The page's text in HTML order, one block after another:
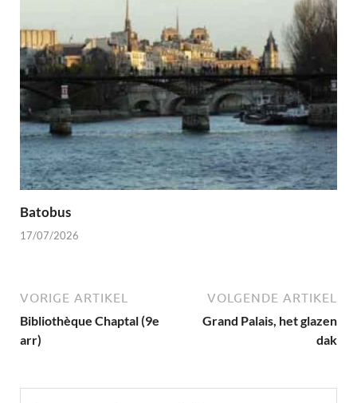
Batobus
17/07/2026
VORIGE ARTIKEL
Bibliothèque Chaptal (9e
arr)
VOLGENDE ARTIKEL
Grand Palais, het glazen
dak